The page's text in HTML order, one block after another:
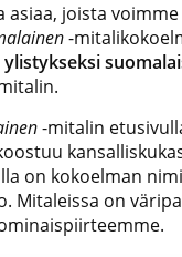
asiaa, joista
-
-mitalin
on kokoelman
Mitaleissa on